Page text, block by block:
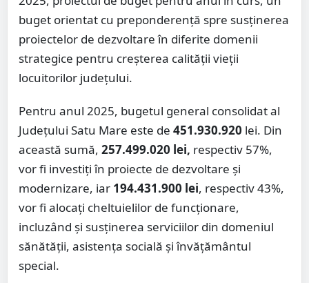
buget orientat cu preponderență spre susținerea
proiectelor de dezvoltare în diferite domenii
strategice pentru creșterea calității vieții
locuitorilor județului.
Pentru anul 2025, bugetul general consolidat al
Județului Satu Mare este de 451.930.920 lei. Din
această sumă, 257.499.020 lei, respectiv 57%,
vor fi investiți în proiecte de dezvoltare și
modernizare, iar 194.431.900 lei, respectiv 43%,
vor fi alocați cheltuielilor de funcționare,
incluzând și susținerea serviciilor din domeniul
sănătății, asistența socială și învățământul
special.